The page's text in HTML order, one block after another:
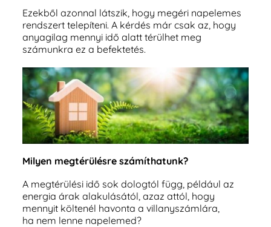
Ezekből azonnal látszik, hogy megéri napelemes
rendszert telepíteni. A kérdés már csak az, hogy
anyagilag mennyi idő alatt térülhet meg
számunkra ez a befektetés.
Milyen megtérülésre számíthatunk?
A megtérülési idő sok dologtól függ, például az
energia árak alakulásától, azaz attól, hogy
mennyit költenél havonta a villanyszámlára,
ha nem lenne napelemed?